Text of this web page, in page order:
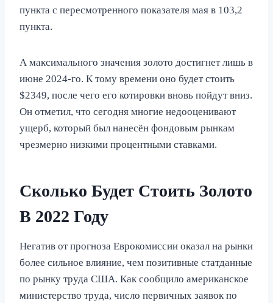
пункта с пересмотренного показателя мая в 103,2
пункта.
А максимального значения золото достигнет лишь в
июне 2024-го. К тому времени оно будет стоить
$2349, после чего его котировки вновь пойдут вниз.
Он отметил, что сегодня многие недооценивают
ущерб, который был нанесён фондовым рынкам
чрезмерно низкими процентными ставками.
Сколько Будет Стоить Золото
В 2022 Году
Негатив от прогноза Еврокомиссии оказал на рынки
более сильное влияние, чем позитивные статданные
по рынку труда США. Как сообщило американское
министерство труда, число первичных заявок по